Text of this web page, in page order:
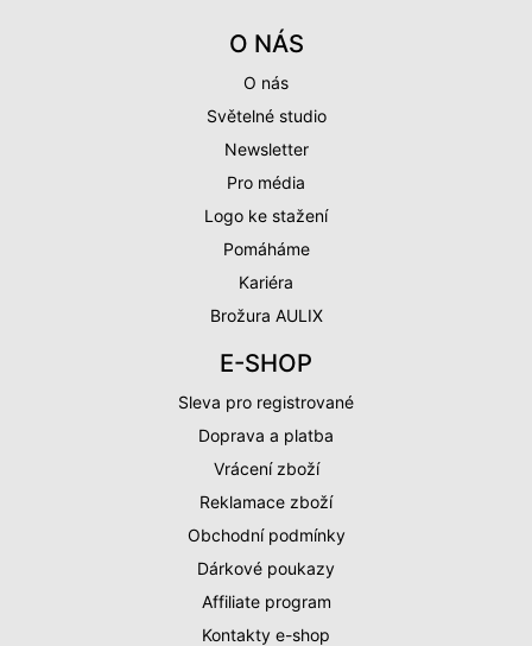
O NÁS
O nás
Světelné studio
Newsletter
Pro média
Logo ke stažení
Pomáháme
Kariéra
Brožura AULIX
E-SHOP
Sleva pro registrované
Doprava a platba
Vrácení zboží
Reklamace zboží
Obchodní podmínky
Dárkové poukazy
Affiliate program
Kontakty e-shop